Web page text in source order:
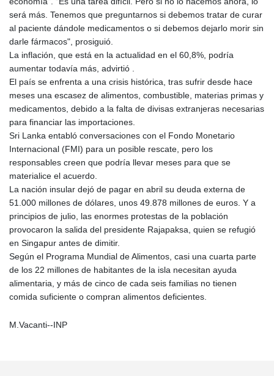
será más. Tenemos que preguntarnos si debemos tratar de curar
al paciente dándole medicamentos o si debemos dejarlo morir sin
darle fármacos", prosiguió.
La inflación, que está en la actualidad en el 60,8%, podría
aumentar todavía más, advirtió .
El país se enfrenta a una crisis histórica, tras sufrir desde hace
meses una escasez de alimentos, combustible, materias primas y
medicamentos, debido a la falta de divisas extranjeras necesarias
para financiar las importaciones.
Sri Lanka entabló conversaciones con el Fondo Monetario
Internacional (FMI) para un posible rescate, pero los
responsables creen que podría llevar meses para que se
materialice el acuerdo.
La nación insular dejó de pagar en abril su deuda externa de
51.000 millones de dólares, unos 49.878 millones de euros. Y a
principios de julio, las enormes protestas de la población
provocaron la salida del presidente Rajapaksa, quien se refugió
en Singapur antes de dimitir.
Según el Programa Mundial de Alimentos, casi una cuarta parte
de los 22 millones de habitantes de la isla necesitan ayuda
alimentaria, y más de cinco de cada seis familias no tienen
comida suficiente o compran alimentos deficientes.
M.Vacanti--INP